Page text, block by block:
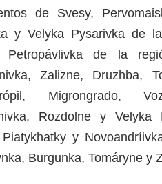
de Svesy,
y Velyka Pysarivka de
Petropávlivka de la
Zalizne, Druzhba,
Migrongrado,
Rozdolne y
Piatykhatky y
Burgunka, Tomáryne y